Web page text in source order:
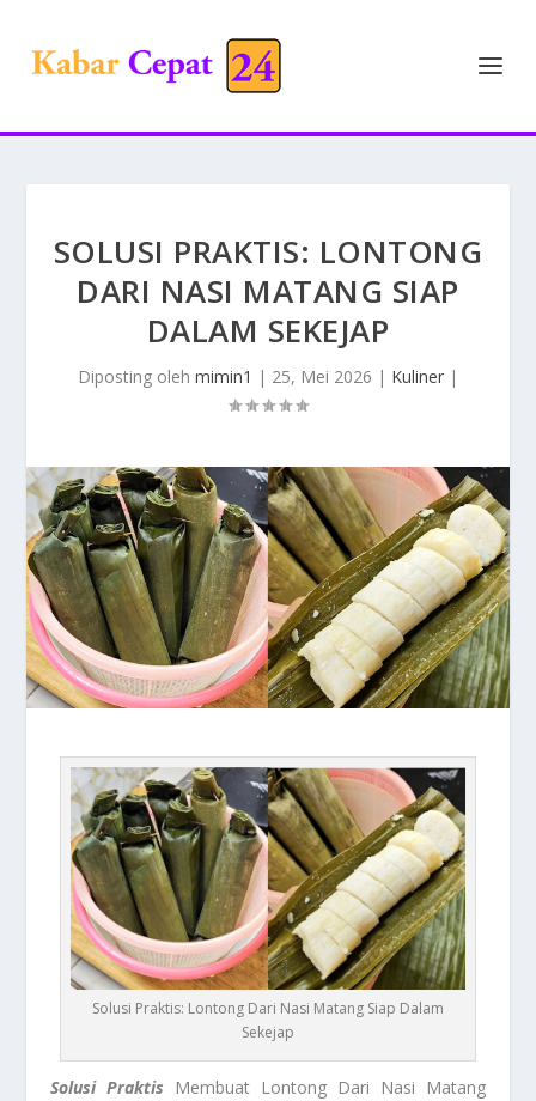
SOLUSI PRAKTIS: LONTONG
DARI NASI MATANG SIAP
DALAM SEKEJAP
Diposting oleh mimin1 | 25, Mei 2026 | Kuliner |
Solusi Praktis: Lontong Dari Nasi Matang Siap Dalam
Sekejap
Solusi Praktis Membuat Lontong Dari Nasi Matang